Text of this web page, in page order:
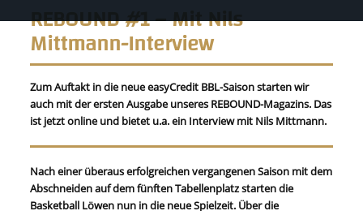
REBOUND #1 – Mit Nils
Mittmann-Interview
Zum Auftakt in die neue easyCredit BBL-Saison starten wir
auch mit der ersten Ausgabe unseres REBOUND-Magazins. Das
ist jetzt online und bietet u.a. ein Interview mit Nils Mittmann.
Nach einer überaus erfolgreichen vergangenen Saison mit dem
Abschneiden auf dem fünften Tabellenplatz starten die
Basketball Löwen nun in die neue Spielzeit. Über die